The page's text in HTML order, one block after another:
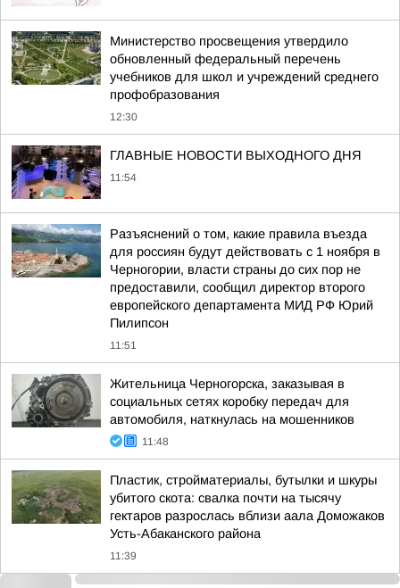
Министерство просвещения утвердило
обновленный федеральный перечень
учебников для школ и учреждений среднего
профобразования
12:30
ГЛАВНЫЕ НОВОСТИ ВЫХОДНОГО ДНЯ
11:54
Разъяснений о том, какие правила въезда
для россиян будут действовать с 1 ноября в
Черногории, власти страны до сих пор не
предоставили, сообщил директор второго
европейского департамента МИД РФ Юрий
Пилипсон
11:51
Жительница Черногорска, заказывая в
социальных сетях коробку передач для
автомобиля, наткнулась на мошенников
11:48
Пластик, стройматериалы, бутылки и шкуры
убитого скота: свалка почти на тысячу
гектаров разрослась вблизи аала Доможаков
Усть-Абаканского района
11:39